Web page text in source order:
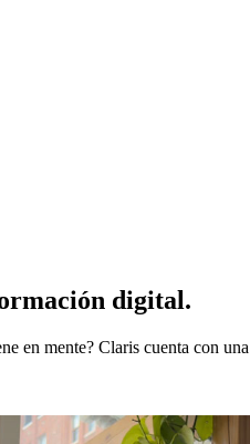
digital.
en mente? Claris cuenta con